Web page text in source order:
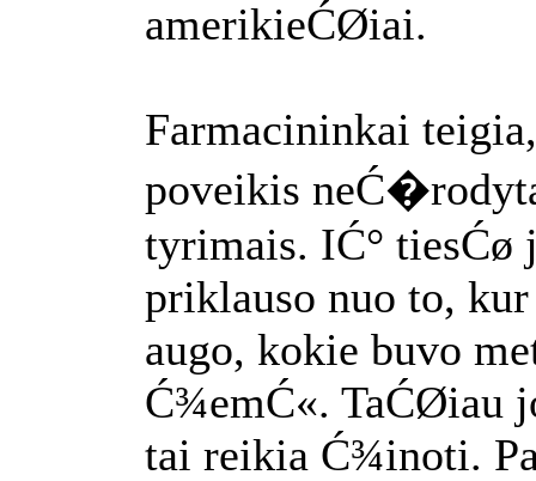
amerikieĆØiai.
Farmacininkai
poveikis
tyrimais. IĆ° tiesĆø
priklauso nuo to,
augo, kokie buvo
Ć¾emĆ«. TaĆØiau
tai reikia Ć¾inoti.